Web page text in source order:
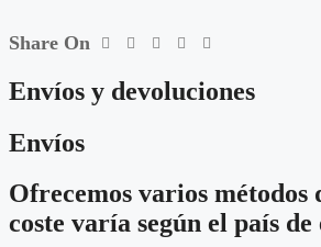
Share On
Envíos y devoluciones
Envíos
Ofrecemos varios métodos
coste varía según el país